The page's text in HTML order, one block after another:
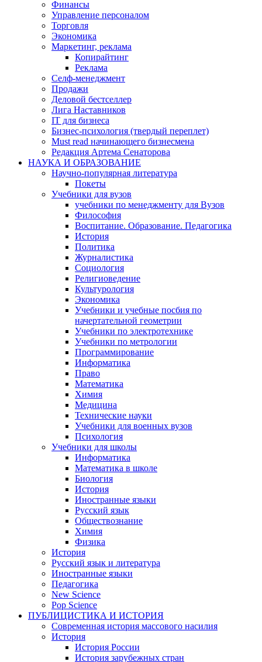
Финансы
Управление персоналом
Торговля
Экономика
Маркетинг, реклама
Копирайтинг
Реклама
Селф-менеджмент
Продажи
Деловой бестселлер
Лига Наставников
IT для бизнеса
Бизнес-психология (твердый переплет)
Must read начинающего бизнесмена
Редакция Артема Сенаторова
НАУКА И ОБРАЗОВАНИЕ
Научно-популярная литература
Покеты
Учебники для вузов
учебники по менеджменту для Вузов
Философия
Воспитание. Образование. Педагогика
История
Политика
Журналистика
Социология
Религиоведение
Культурология
Экономика
Учебники и учебные посбия по
начертательной геометрии
Учебники по электротехнике
Учебники по метрологии
Программирование
Информатика
Право
Математика
Химия
Медицина
Технические науки
Учебники для военных вузов
Психология
Учебники для школы
Информатика
Математика в школе
Биология
История
Иностранные языки
Русский язык
Обществознание
Химия
Физика
История
Русский язык и литература
Иностранные языки
Педагогика
New Science
Pop Science
ПУБЛИЦИСТИКА И ИСТОРИЯ
Современная история массового насилия
История
История России
История зарубежных стран